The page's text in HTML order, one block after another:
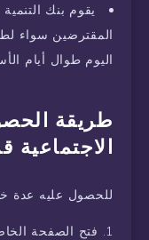
يقوم بنك
المقترضين سواء
اليوم طوال أيام
طريقة
للحصول عليه عدة
فتح الصفحة